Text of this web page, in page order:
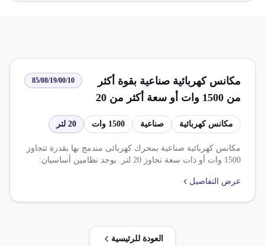
مكانس كهربائية صناعية بقوة أكثر
من 1500 وات أو سعة أكثر من 20
لتر
85/08/19/00/10
مكانس كهربائية صناعية 1500 وات 20 لتر
مكانس كهربائية صناعية بمحرك كهربائى مندمج بها بقدرة تتجاوز
1500 وات أو ذات سعة تجاوز 20 لتر. يوجد نظامين أساسيان:
عرض التفاصيل
العودة للرئيسية